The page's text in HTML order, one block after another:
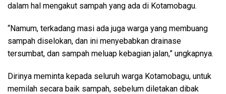
dalam hal mengakut sampah yang ada di Kotamobagu.
“Namum, terkadang masi ada juga warga yang membuang
sampah diselokan, dan ini menyebabkan drainase
tersumbat, dan sampah meluap kebagian jalan,” ungkapnya.
Dirinya meminta kepada seluruh warga Kotamobagu, untuk
memilah secara baik sampah, sebelum diletakan dibak